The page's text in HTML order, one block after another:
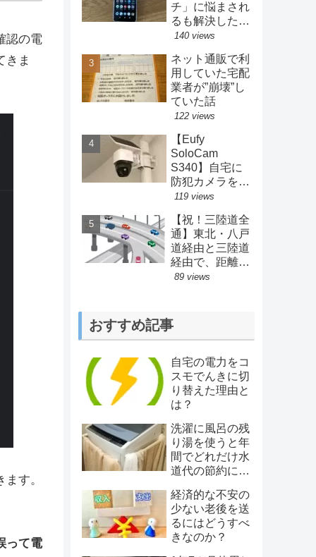
認の電
きま
す。
って電
チ」に悩まされ
るも解決した方
法とは？
140 views
ネット通販で利
用していた宅配
業者が”崩壊”し
ていた話
122 views
【Eufy
SoloCam
S340】自宅に
防犯カメラを設
置してみた結果
119 views
【祝！三陸道全
通】東北・八戸
道経由と三陸道
経由で、距離・
料金・時間を比
89 views
おすすめ記事
自宅の電力をコ
スモでんきに切
り替えた理由と
は？
洗濯に風呂の残
り湯を使うと年
間でどれだけ水
道代の節約にな
してみた。【微
妙な結果
に・・】
経済的な不安の
少ない老後を送
るにはどうすべ
きなのか？